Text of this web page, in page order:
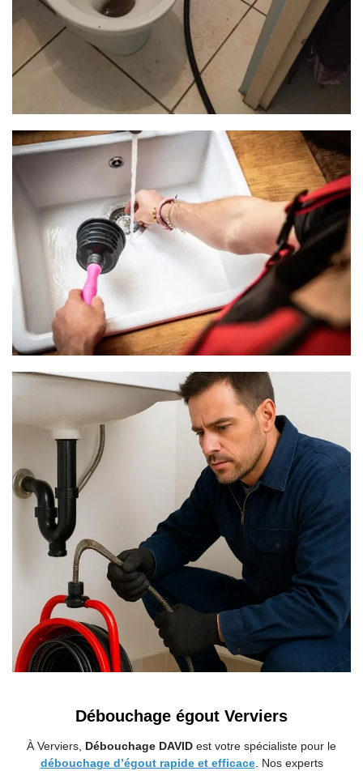
Débouchage égout Verviers
À Verviers, Débouchage DAVID est votre spécialiste pour le
débouchage d’égout rapide et efficace. Nos experts